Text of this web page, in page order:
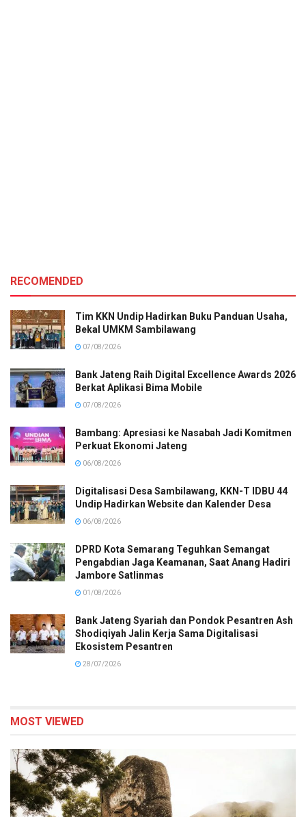
RECOMENDED
Tim KKN Undip Hadirkan Buku Panduan Usaha,
Bekal UMKM Sambilawang
07/08/2026
Bank Jateng Raih Digital Excellence Awards 2026
Berkat Aplikasi Bima Mobile
07/08/2026
Bambang: Apresiasi ke Nasabah Jadi Komitmen
Perkuat Ekonomi Jateng
06/08/2026
Digitalisasi Desa Sambilawang, KKN-T IDBU 44
Undip Hadirkan Website dan Kalender Desa
06/08/2026
DPRD Kota Semarang Teguhkan Semangat
Pengabdian Jaga Keamanan, Saat Anang Hadiri
Jambore Satlinmas
01/08/2026
Bank Jateng Syariah dan Pondok Pesantren Ash
Shodiqiyah Jalin Kerja Sama Digitalisasi
Ekosistem Pesantren
28/07/2026
MOST VIEWED